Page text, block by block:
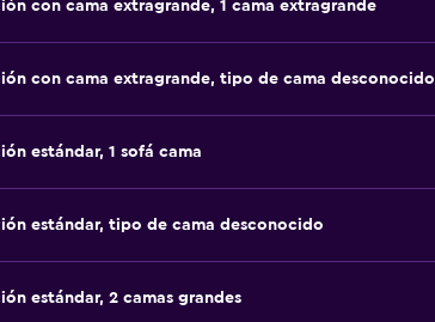
con cama extragrande, 1 cama extragrande
con cama extragrande, tipo de cama desconocido
estándar, 1 sofá cama
estándar, tipo de cama desconocido
estándar, 2 camas grandes